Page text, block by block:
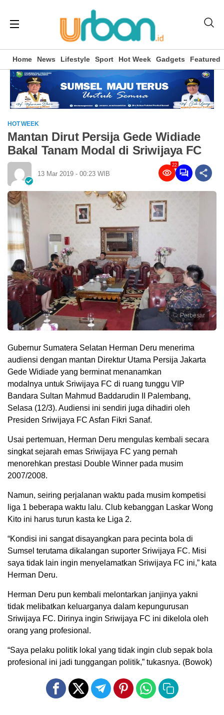
Home News Lifestyle Sport Hot Week Gadgets Featured
HOT WEEK
Mantan Dirut Persija Gede Widiade
Bakal Tanam Modal di Sriwijaya FC
13 Mar 2019 - 00:23 WIB
22
Perbesar
Gubernur Sumatera Selatan Herman Deru menerima
audiensi dengan mantan Direktur Utama Persija Jakarta
Gede Widiade yang berminat menanamkan
modalnya untuk Sriwijaya FC di ruang tunggu VIP
Bandara Sultan Mahmud Baddarudin II Palembang,
Selasa (12/3). Audiensi ini sendiri juga dihadiri oleh
Presiden Sriwijaya FC Asfan Fikri Sanaf.
Usai pertemuan, Herman Deru mengulas kembali secara
singkat sejarah emas Sriwijaya FC yang pernah
menorehkan prestasi Double Winner pada musim
2007/2008.
Namun, seiring perjalanan waktu pada musim kompetisi
liga 1 beberapa waktu lalu. Club kebanggan Laskar Wong
Kito ini harus turun kasta ke Liga 2.
“Kondisi ini sangat disayangkan para pecinta bola di
Sumsel terutama dikalangan suporter Sriwijaya FC. Misi
saya tidak lain ingin menyelamatkan Sriwijaya FC ini,” kata
Herman Deru.
Herman Deru pun kembali melontarkan janjinya yakni
tidak melibatkan keluarganya dalam kepungurusan
Sriwijaya FC. Dirinya ingin Sriwijaya FC ini dikelola oleh
orang yang profesional.
“Saya pelaku politik lokal yang tidak ingin club sepak bola
profesional ini jadi tunggangan politik,” tukasnya. (Bowok)